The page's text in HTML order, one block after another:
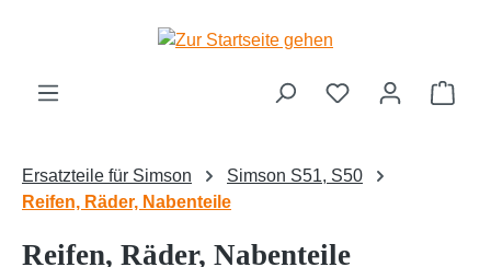
Zum Hauptinhalt springen
Ersatzteile für Simson
Simson S51, S50
Reifen, Räder, Nabenteile
Reifen, Räder, Nabenteile